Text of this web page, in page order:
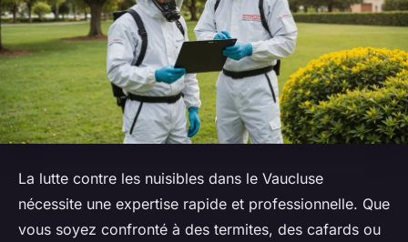
La lutte contre les nuisibles dans le Vaucluse
nécessite une expertise rapide et professionnelle. Que
vous soyez confronté à des termites, des cafards ou